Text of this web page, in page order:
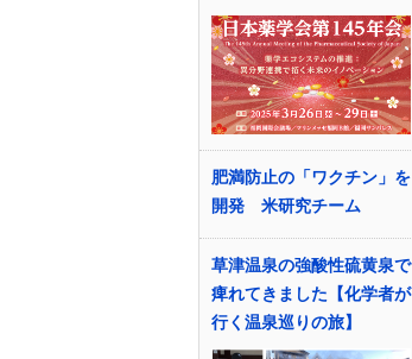
肥満防止の「ワクチン」を
開発 米研究チーム
草津温泉の強酸性硫黄泉で
痺れてきました【化学者が
行く温泉巡りの旅】